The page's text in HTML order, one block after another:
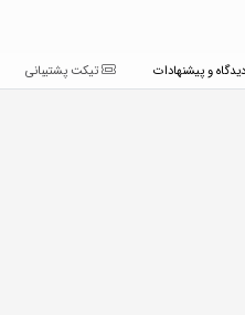
تیکت پشتیبانی